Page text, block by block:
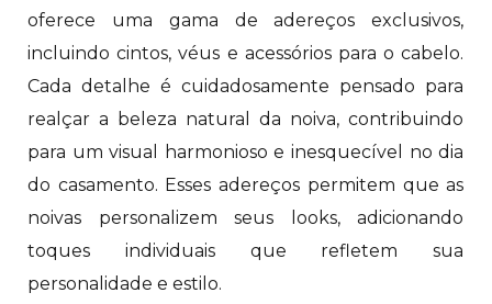
oferece uma gama de adereços exclusivos,
incluindo cintos, véus e acessórios para o cabelo.
Cada detalhe écuidadosamente pensado para
realçar a beleza natural da noiva, contribuindo
para um visual harmonioso e inesquecível no dia
do casamento. Esses adereços permitem que as
noivas personalizem seus looks, adicionando
toques individuais que refletem sua
personalidade e estilo.